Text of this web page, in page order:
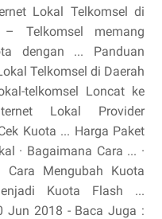
Lokal Telkomsel di
Telkomsel memang
dengan ... Panduan
Telkomsel di Daerah
telkomsel Loncat ke
Lokal Provider
Kuota ... Harga Paket
· ‎Bagaimana Cara ... ·
Mengubah Kuota
Kuota Flash ...
Jun 2018 - Baca Juga :